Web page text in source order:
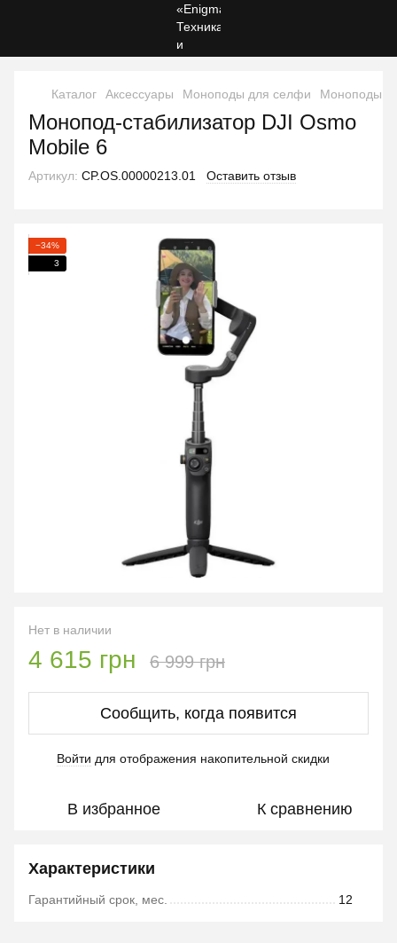
Каталог Аксессуары Моноподы для селфи Моноподы
Монопод-стабилизатор DJI Osmo
Mobile 6
Артикул: CP.OS.00000213.01 Оставить отзыв
−34%
3
Нет в наличии
4 615 грн 6 999 грн
Сообщить, когда появится
Войти для отображения накопительной скидки
В избранное К сравнению
Характеристики
Гарантийный срок, мес. 12